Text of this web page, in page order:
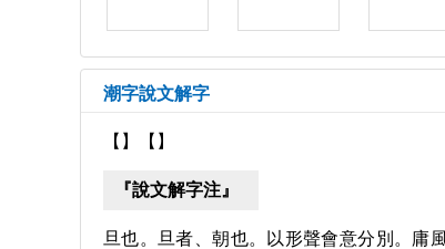
潮字說文解字
【】【】
『說文解字注』
旦也。旦者、朝也。以形聲會意分別。庸